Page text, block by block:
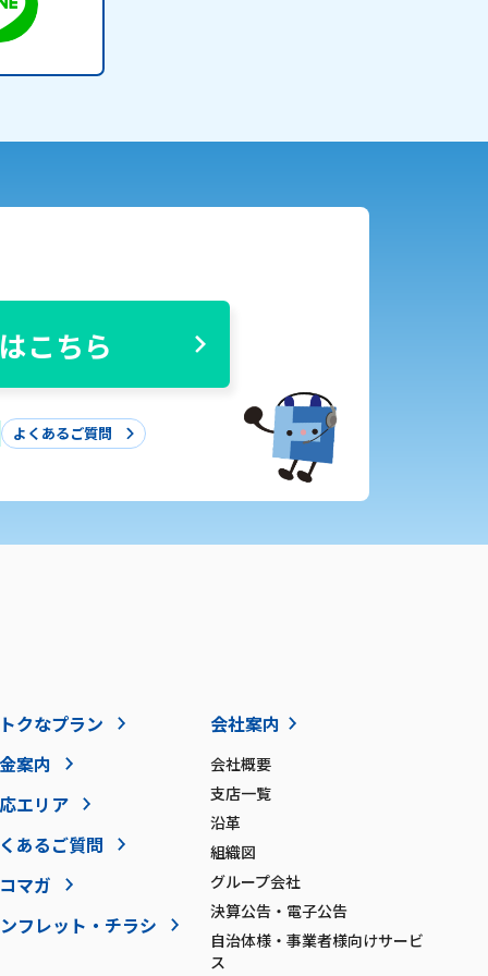
こちら
よくあるご質問
クなプラン
案内
エリア
あるご質問
マガ
フレット・チラシ
会社案内
会社概要
支店一覧
沿革
組織図
グループ会社
決算公告・電子公告
自治体様・事業者様向けサービ
ス